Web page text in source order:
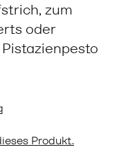
zum
oder
Produkt.